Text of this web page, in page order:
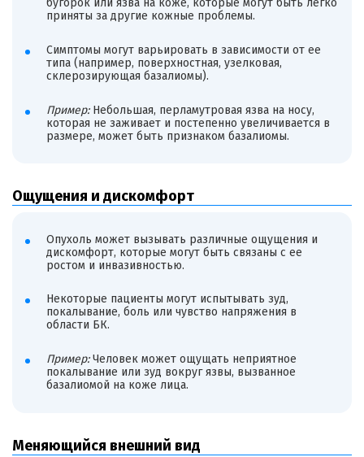
бугорок или язва на коже, которые могут быть легко
приняты за другие кожные проблемы.
Симптомы могут варьировать в зависимости от ее
типа (например, поверхностная, узелковая,
склерозирующая базалиомы).
Пример:Небольшая, перламутровая язва на носу,
которая не заживает и постепенно увеличивается в
размере, может быть признаком базалиомы.
Ощущения и дискомфорт
Опухоль может вызывать различные ощущения и
дискомфорт, которые могут быть связаны с ее
ростом и инвазивностью.
Некоторые пациенты могут испытывать зуд,
покалывание, боль или чувство напряжения в
области БК.
Пример:Человек может ощущать неприятное
покалывание или зуд вокруг язвы, вызванное
базалиомой на коже лица.
Меняющийся внешний вид